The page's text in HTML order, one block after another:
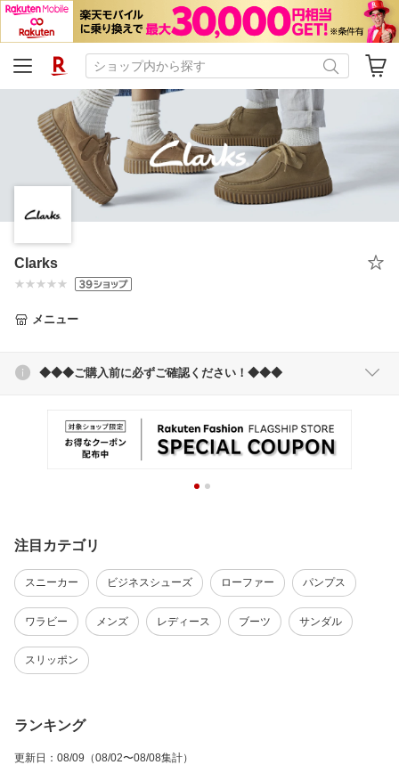
Clarks
メニュー
◆◆◆ご購入前に必ずご確認ください！◆◆◆
注目カテゴリ
スニーカー ビジネスシューズ ローファー パンプス
ワラビー メンズ レディース ブーツ サンダル
スリッポン
ランキング
更新日 ： 08/09 （08/02〜08/08集計）